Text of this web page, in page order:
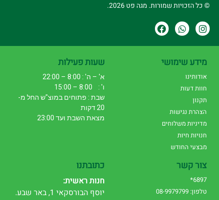
© כל הזכויות שמורות. מגה פט 2026.
מידע שימושי
אודותינו
חוות דעות
תקנון
הצהרת נגישות
מדיניות משלוחים
חנויות חיות
מבצעי החודש
שעות פעילות
א' – ה' : 8:00 – 22:00
ו' : 8:00 – 15:00
שבת : פתוחים במוצ"ש החל מ-
20 דקות
מצאת השבת ועד 23:00
צור קשר
6897*
טלפון: 08-9979799
כתובתנו
חנות ראשית:
יוסף הבורסקאי 1, באר שבע.